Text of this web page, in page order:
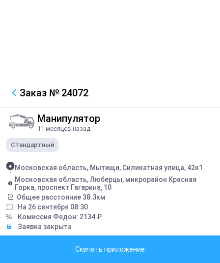
Заказ № 24072
Манипулятор
11 месяцев назад
Стандартный
Московская область, Мытищи, Силикатная улица, 42к1
Московская область, Люберцы, микрорайон Красная
Горка, проспект Гагарина, 10
Общее расстояние 38.3км
На 26 сентября 08:30
Комиссия Федон: 2134 ₽
Заявка закрыта
Скачать приложение